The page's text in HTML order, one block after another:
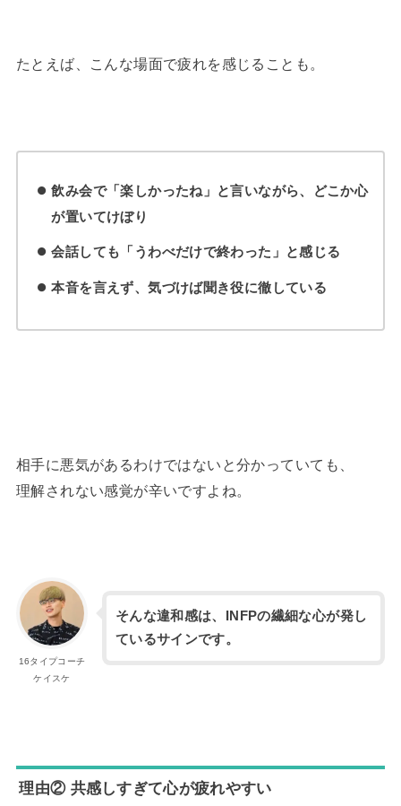
たとえば、こんな場面で疲れを感じることも。
飲み会で「楽しかったね」と言いながら、どこか心
が置いてけぼり
会話しても「うわべだけで終わった」と感じる
本音を言えず、気づけば聞き役に徹している
相手に悪気があるわけではないと分かっていても、
理解されない感覚が辛いですよね。
16タイプコーチ
ケイスケ
そんな違和感は、INFPの繊細な心が発し
ているサインです。
理由② 共感しすぎて心が疲れやすい